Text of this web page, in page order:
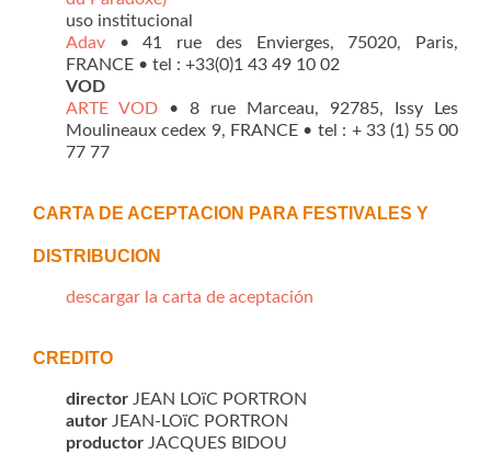
uso institucional
Adav • 41 rue des Envierges, 75020, Paris,
FRANCE • tel : +33(0)1 43 49 10 02
VOD
ARTE VOD • 8 rue Marceau, 92785, Issy Les
Moulineaux cedex 9, FRANCE • tel : + 33 (1) 55 00
77 77
CARTA DE ACEPTACION PARA FESTIVALES Y
DISTRIBUCION
descargar la carta de aceptación
CREDITO
director JEAN LOïC PORTRON
autor JEAN-LOïC PORTRON
productor JACQUES BIDOU